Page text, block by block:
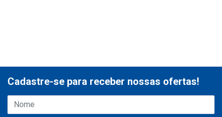
Cadastre-se para receber nossas ofertas!